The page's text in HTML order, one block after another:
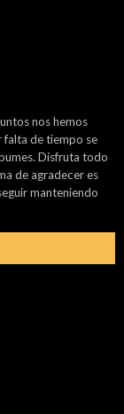
nos hemos
falta de tiempo se
Disfruta todo
de agradecer es
manteniendo